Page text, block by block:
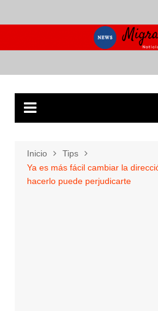
al
Inicio
Tips
Ya es más fácil cambiar la
hacerlo puede perjudicarte